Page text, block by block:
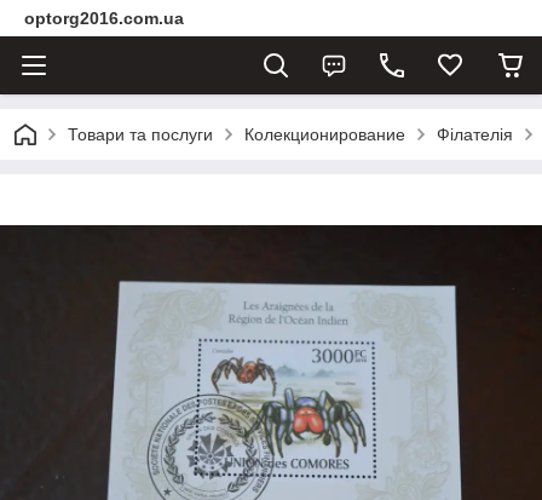
optorg2016.com.ua
Товари та послуги Колекционирование Філателія